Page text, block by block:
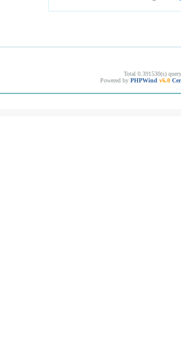
Total 0.391530(s)
Powered by PHPWind v6.0